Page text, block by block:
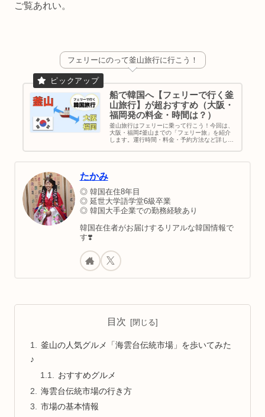
ご覧あれい。
フェリーにのって釜山旅行に行こう！
船で韓国へ【フェリーで行く釜
山旅行】が超おすすめ（大阪・
福岡発の料金・時間は？）
釜山旅行はフェリーに乗って行こう！今回は、
大阪・福岡⇄釜山までの「フェリー旅」を紹介
します。運行時間・料金・予約方法など詳しく
の旅まで経験できる！最高な思い出づくりをし
たかみ
◎ 韓国在住8年目
◎ 延世大学語学堂6級卒業
◎ 韓国大手企業での勤務経験あり
韓国在住者がお届けするリアルな韓国情報で
す❣️
目次
釜山の人気グルメ「海雲台伝統市場」を歩いてみた
♪
おすすめグルメ
海雲台伝統市場の行き方
市場の基本情報